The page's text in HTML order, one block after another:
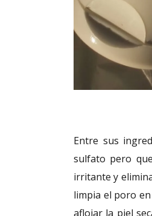
Entre sus
sulfato pero
irritante y
limpia el poro
aflojar la piel